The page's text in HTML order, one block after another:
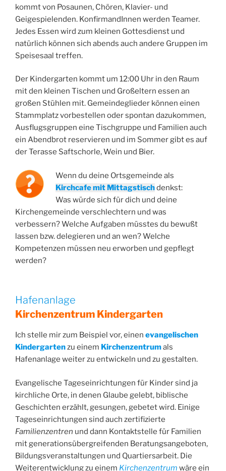
kommt von Posaunen, Chören, Klavier- und
Geigespielenden. KonfirmandInnen werden Teamer.
Jedes Essen wird zum kleinen Gottesdienst und
natürlich können sich abends auch andere Gruppen im
Speisesaal treffen.
Der Kindergarten kommt um 12:00 Uhr in den Raum
mit den kleinen Tischen und Großeltern essen an
großen Stühlen mit. Gemeindeglieder können einen
Stammplatz vorbestellen oder spontan dazukommen,
Ausflugsgruppen eine Tischgruppe und Familien auch
ein Abendbrot reservieren und im Sommer gibt es auf
der Terasse Saftschorle, Wein und Bier.
Wenn du deine Ortsgemeinde als
Kirchcafe mit Mittagstischdenkst:
Was würde sich für dich und deine
Kirchengemeinde verschlechtern und was
verbessern? Welche Aufgaben müsstes du bewußt
lassen bzw. delegieren und an wen? Welche
Kompetenzen müssen neu erworben und gepflegt
werden?
Hafenanlage
Kirchenzentrum Kindergarten
Ich stelle mir zum Beispiel vor, einen evangelischen
Kindergartenzu einem Kirchenzentrumals
Hafenanlage weiter zu entwickeln und zu gestalten.
Evangelische Tageseinrichtungen für Kinder sind ja
kirchliche Orte, in denen Glaube gelebt, biblische
Geschichten erzählt, gesungen, gebetet wird. Einige
Tageseinrichtungen sind auch zertifizierte
Familienzentren und dann Kontaktstelle für Familien
mit generationsübergreifenden Beratungsangeboten,
Bildungsveranstaltungen und Quartiersarbeit. Die
Weiterentwicklung zu einem Kirchenzentrum wäre ein